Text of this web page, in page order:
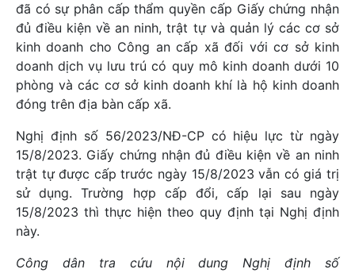
đã có sự phân cấp thẩm quyền cấp Giấy chứng nhận
đủ điều kiện về an ninh, trật tự và quản lý các cơ sở
kinh doanh cho Công an cấp xã đối với cơ sở kinh
doanh dịch vụ lưu trú có quy mô kinh doanh dưới 10
phòng và các cơ sở kinh doanh khí là hộ kinh doanh
đóng trên địa bàn cấp xã.
Nghị định số 56/2023/NĐ-CP có hiệu lực từ ngày
15/8/2023. Giấy chứng nhận đủ điều kiện về an ninh
trật tự được cấp trước ngày 15/8/2023 vẫn có giá trị
sử dụng. Trường hợp cấp đổi, cấp lại sau ngày
15/8/2023 thì thực hiện theo quy định tại Nghị định
này.
Công dân tra cứu nội dungNghị định số